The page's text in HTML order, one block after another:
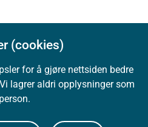
(cookies)
for å gjøre nettsiden bedre
lagrer aldri opplysninger som